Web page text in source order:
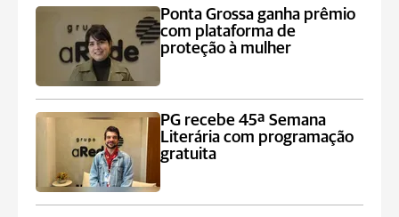
Ponta Grossa ganha prêmio
com plataforma de
proteção à mulher
PG recebe 45ª Semana
Literária com programação
gratuita